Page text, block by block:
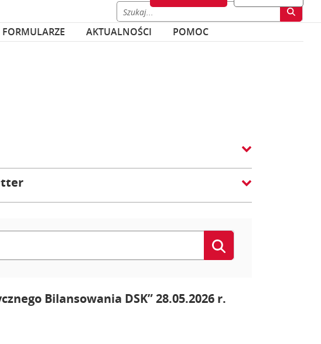
FORMULARZE AKTUALNOŚCI POMOC
Bilansowania DSK” 28.05.2026 r.